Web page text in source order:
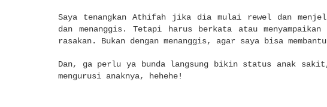
Saya tenangkan Athifah jika dia mulai rewel dan
dan menanggis. Tetapi harus berkata atau
rasakan. Bukan dengan menanggis, agar saya bisa
Dan, ga perlu ya bunda langsung bikin status anak
mengurusi anaknya, hehehe!